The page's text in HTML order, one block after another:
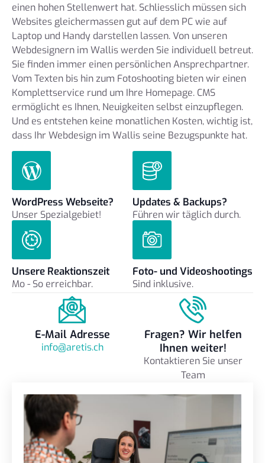
einen hohen Stellenwert hat. Schliesslich müssen sich
Websites gleichermassen gut auf dem PC wie auf
Laptop und Handy darstellen lassen. Von unseren
Webdesignern im Wallis werden Sie individuell betreut.
Sie finden immer einen persönlichen Ansprechpartner.
Vom Texten bis hin zum Fotoshooting bieten wir einen
Komplettservice rund um Ihre Homepage. CMS
ermöglicht es Ihnen, Neuigkeiten selbst einzupflegen.
Und es entstehen keine monatlichen Kosten, wichtig ist,
dass Ihr Webdesign im Wallis seine Bezugspunkte hat.
WordPress Webseite?
Unser Spezialgebiet!
Updates & Backups?
Führen wir täglich durch.
Unsere Reaktionszeit
Mo - So erreichbar.
Foto- und Videoshootings
Sind inklusive.
E-Mail Adresse
info@aretis.ch
Fragen? Wir helfen
Ihnen weiter!
Kontaktieren Sie unser
Team